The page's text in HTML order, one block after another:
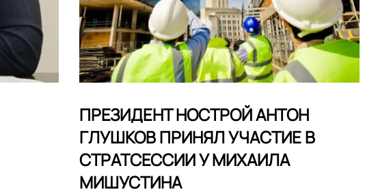
ПРЕЗИДЕНТ НОСТРОЙ АНТОН
ГЛУШКОВ ПРИНЯЛ УЧАСТИЕ В
СТРАТСЕССИИ У МИХАИЛА
МИШУСТИНА